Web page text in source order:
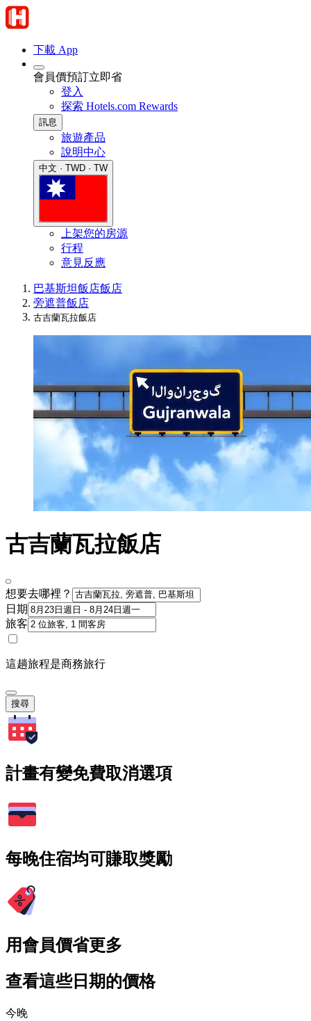
下載 App
會員價預訂立即省
登入
探索 Hotels.com Rewards
訊息
旅遊產品
說明中心
中文 · TWD · TW
上架您的房源
行程
意見反應
巴基斯坦飯店飯店
旁遮普飯店
古吉蘭瓦拉飯店
古吉蘭瓦拉飯店
想要去哪裡？
日期
旅客
這趟旅程是商務旅行
搜尋
計畫有變免費取消選項
每晚住宿均可賺取獎勵
用會員價省更多
查看這些日期的價格
今晚